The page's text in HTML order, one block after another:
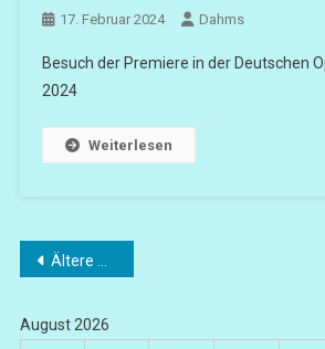
17. Februar 2024 Dahms
Besuch der Premiere in der Deutschen
2024
Weiterlesen
Beitragsnavigation
Ältere Beiträge
August 2026